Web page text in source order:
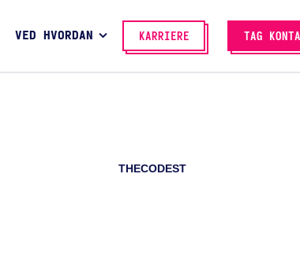
VED HVORDAN KARRIERE TAG
THECODEST